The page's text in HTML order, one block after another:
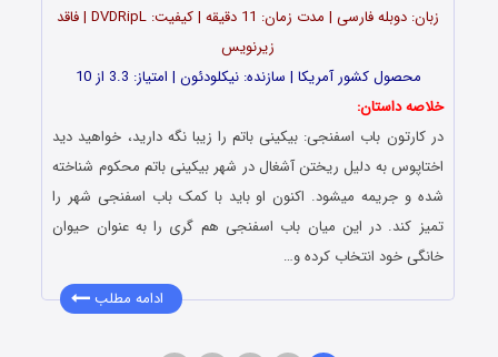
زبان: دوبله فارسی | مدت زمان: 11 دقیقه | کیفیت: DVDRipL | فاقد
زیرنویس
محصول کشور آمریکا | سازنده: نیکلودئون | امتیاز: 3.3 از 10
خلاصه داستان:
در کارتون باب اسفنجی: بیکینی باتم را زیبا نگه دارید، خواهید دید
اختاپوس به دلیل ریختن آشغال در شهر بیکینی باتم محکوم شناخته
شده و جریمه میشود. اکنون او باید با کمک باب اسفنجی شهر را
تمیز کند. در این میان باب اسفنجی هم گری را به عنوان حیوان
خانگی خود انتخاب کرده و…
ادامه مطلب